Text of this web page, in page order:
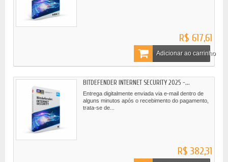
R$ 617,61
Adicionar ao carrinho
BITDEFENDER INTERNET SECURITY 2025 -...
Entrega digitalmente enviada via e-mail dentro de
alguns minutos após o recebimento do pagamento,
trata-se de...
R$ 382,31